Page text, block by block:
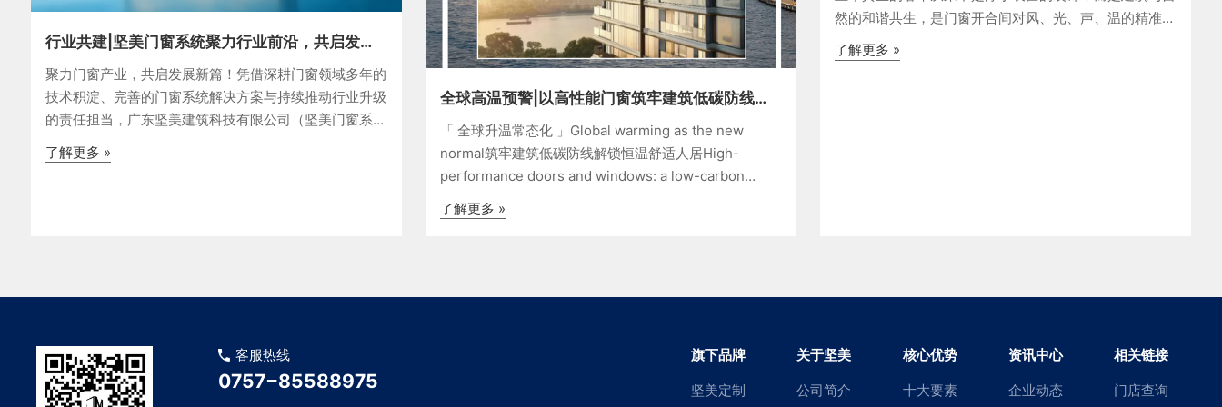
行业共建|坚美门窗系统聚力行业前沿，共启发展
聚力门窗产业，共启发展新篇！凭借深耕门窗领域多年的
技术积淀、完善的门窗系统解决方案与持续推动行业升级
的责任担当，广东坚美建筑科技有限公司（坚美门窗系
统）当选为广东省门业协会理事单位。JMA WINDOWS
SYSTEM深耕门窗领域，研发技术引领坚美建筑科技
了解更多 »
全球高温预警|以高性能门窗筑牢建筑低碳防线，
「 全球升温常态化 」Global warming as the new
normal筑牢建筑低碳防线解锁恒温舒适人居High-
performance doors and windows: a low-carbon
defense for constant-t
了解更多 »
然的和谐共生，是门窗开合间对风、光、声、温的精准掌
控。当美式田园的自由浪漫，遇见来自中国的严苛工艺。
坚美门窗系统“中国品质，高端应用”，在这幢美国田园别
了解更多 »
客服热线
0757−85588975
旗下品牌
坚美定制
关于坚美
公司简介
核心优势
十大要素
资讯中心
企业动态
相关链接
门店查询